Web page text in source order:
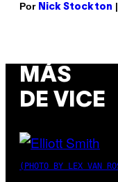
Por Nick Stockton
MÁS
DE VICE
(PHOTO BY LEX VAN